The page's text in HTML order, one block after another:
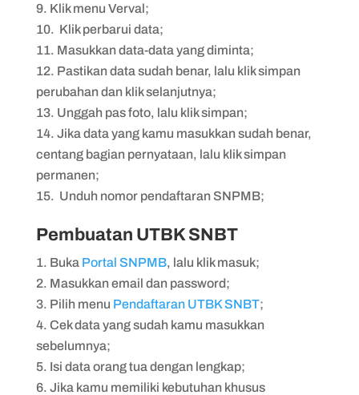
Klik menu Verval;
Klik perbarui data;
Masukkan data-data yang diminta;
Pastikan data sudah benar, lalu klik simpan
perubahan dan klik selanjutnya;
Unggah pas foto, lalu klik simpan;
Jika data yang kamu masukkan sudah benar,
centang bagian pernyataan, lalu klik simpan
permanen;
Unduh nomor pendaftaran SNPMB;
Pembuatan UTBK SNBT
Buka Portal SNPMB, lalu klik masuk;
Masukkan email dan password;
Pilih menu Pendaftaran UTBK SNBT;
Cek data yang sudah kamu masukkan
sebelumnya;
Isi data orang tua dengan lengkap;
Jika kamu memiliki kebutuhan khusus